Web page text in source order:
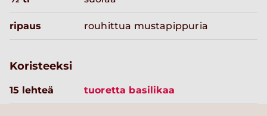
ripaus rouhittua mustapippuria
Koristeeksi
15 lehteä tuoretta basilikaa